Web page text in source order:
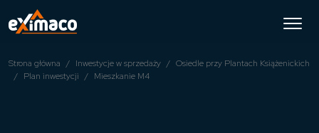
Strona główna Inwestycje w sprzedaży
Osiedle przy Plantach Książenickich
Plan inwestycji
Mieszkanie M4